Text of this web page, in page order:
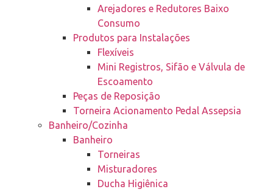
Arejadores e Redutores Baixo
Consumo
Produtos para Instalações
Flexíveis
Mini Registros, Sifão e Válvula de
Escoamento
Peças de Reposição
Torneira Acionamento Pedal Assepsia
Banheiro/Cozinha
Banheiro
Torneiras
Misturadores
Ducha Higiênica